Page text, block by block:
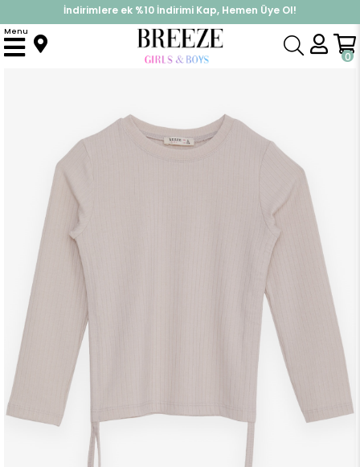
%30 Sepette Yaz İndirimi, Hemen Al!
İndirimlere ek %10 İndirimi Kap, Hemen Üye Ol!
0
Menu
Anasayfa Üst Giyim Uzun Kollu Tişört Kız Çocuk Uzun Kollu Tişört Yanları Büzgülü Bej (8-14 Yaş)